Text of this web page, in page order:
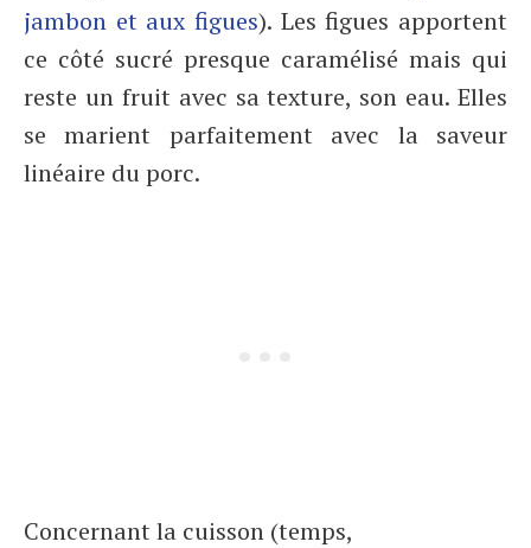
jambon et aux figues). Les figues apportent
ce côté sucré presque caramélisé mais qui
reste un fruit avec sa texture, son eau. Elles
se marient parfaitement avec la saveur
linéaire du porc.
Concernant la cuisson (temps,